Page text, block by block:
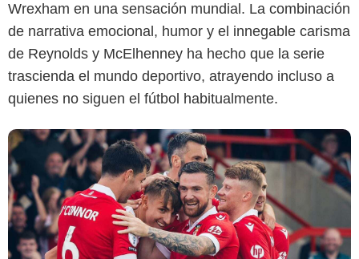
Wrexham en una sensación mundial. La combinación
de narrativa emocional, humor y el innegable carisma
de Reynolds y McElhenney ha hecho que la serie
trascienda el mundo deportivo, atrayendo incluso a
quienes no siguen el fútbol habitualmente.